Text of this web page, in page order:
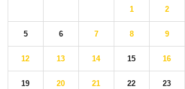
1 2
5 6 7 8 9
12 13 14 15 16
19 20 21 22 23